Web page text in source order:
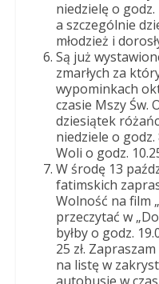
niedzielę o
a szczególnie
młodzież i
Są już
zmarłych za
wypominkach
czasie Mszy Św.
dziesiątek
niedziele o
Woli o godz.
W środę 13
fatimskich
Wolność na film
przeczytać w
byłby o godz.
25 zł.
na listę w